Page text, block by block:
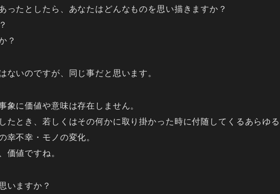
ったとしたら、あなたはどんなものを思い描きますか？
？
ないのですが、同じ事だと思います。
象に価値や意味は存在しません。
たとき、若しくはその何かに取り掛かった時に付随してくるあらゆ
幸不幸・モノの変化。
価値ですね。
いますか？